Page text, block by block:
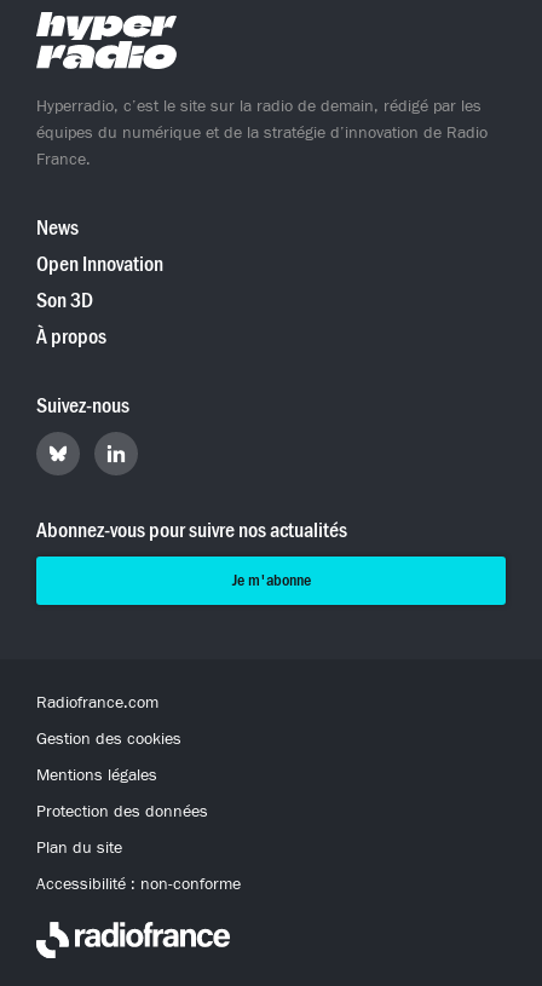
Hyperradio, c’est le site sur la radio de demain, rédigé par les
équipes du numérique et de la stratégie d’innovation de Radio
France.
News
Open Innovation
Son 3D
À propos
Suivez-nous
Retrouvez
Hyperradio
Bluesky
Retrouvez
Hyperradio
LinkedIn
Abonnez-vous pour suivre nos actualités
Je m'abonne
Radiofrance.com
Gestion des cookies
Mentions légales
Protection des données
Plan du site
Accessibilité : non-conforme